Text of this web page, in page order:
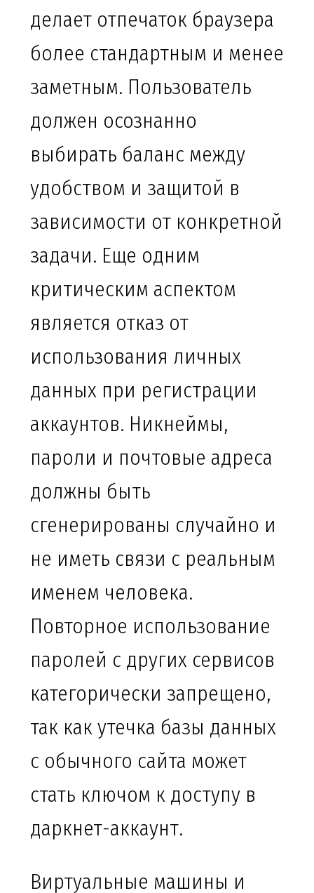
делает отпечаток браузера
более стандартным и менее
заметным. Пользователь
должен осознанно
выбирать баланс между
удобством и защитой в
зависимости от конкретной
задачи. Еще одним
критическим аспектом
является отказ от
использования личных
данных при регистрации
аккаунтов. Никнеймы,
пароли и почтовые адреса
должны быть
сгенерированы случайно и
не иметь связи с реальным
именем человека.
Повторное использование
паролей с других сервисов
категорически запрещено,
так как утечка базы данных
с обычного сайта может
стать ключом к доступу в
даркнет-аккаунт.
Виртуальные машины и